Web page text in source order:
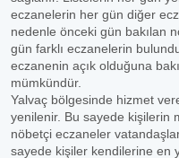
eczanelerin her gün diğer
nedenle önceki gün bakılan
gün farklı eczanelerin
eczanenin açık olduğuna
mümkündür.
Yalvaç bölgesinde hizmet
yenilenir. Bu sayede kişilerin
nöbetçi eczaneler
sayede kişiler kendilerine en